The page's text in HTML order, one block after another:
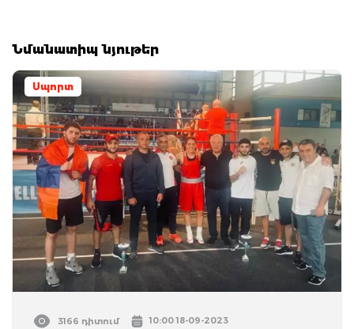
Նմանատիպ նյութեր
Սպորտ
3166 դիտում 10:00 18-09-2023